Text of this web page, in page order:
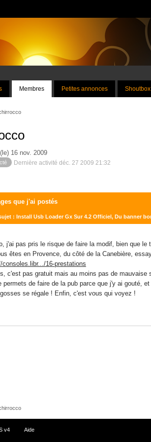
Membres Petites annonces Shoutbox
16 nov. 2009
Dernière activité déc. 27 2009 21:32
que j'ai postés
: Install Usb Loader Gx Sur 4.2 Officiel, Du banner
j'ai pas pris le risque de faire la modif, bien que le
êtes en Provence, du côté de la Canebière,
consoles.libr.../16-prestations
c'est pas gratuit mais au moins pas de mauvaise
permets de faire de la pub parce que j'y ai gouté,
se régale ! Enfin, c'est vous qui voyez !
v4 Aide